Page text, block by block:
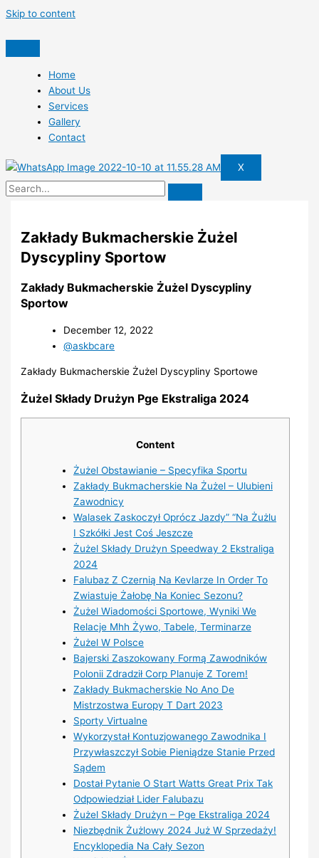
Skip to content
Home
About Us
Services
Gallery
Contact
X
Zakłady Bukmacherskie Żużel
Dyscypliny Sportow
Zakłady Bukmacherskie Żużel Dyscypliny
Sportow
December 12, 2022
@askbcare
Zakłady Bukmacherskie Żużel Dyscypliny Sportowe
Żużel Składy Drużyn Pge Ekstraliga 2024
Content
Żużel Obstawianie – Specyfika Sportu
Zakłady Bukmacherskie Na Żużel – Ulubieni
Zawodnicy
Walasek Zaskoczył Oprócz Jazdy” “Na Żużlu
I Szkółki Jest Coś Jeszcze
Żużel Składy Drużyn Speedway 2 Ekstraliga
2024
Falubaz Z Czernią Na Kevlarze In Order To
Zwiastuje Żałobę Na Koniec Sezonu?
Żużel Wiadomości Sportowe, Wyniki We
Relacje Mhh Żywo, Tabele, Terminarze
Żużel W Polsce
Bajerski Zaszokowany Formą Zawodników
Polonii Zdradził Corp Planuje Z Torem!
Zakłady Bukmacherskie No Ano De
Mistrzostwa Europy T Dart 2023
Sporty Virtualne
Wykorzystał Kontuzjowanego Zawodnika I
Przywłaszczył Sobie Pieniądze Stanie Przed
Sądem
Dostał Pytanie O Start Watts Great Prix Tak
Odpowiedział Lider Falubazu
Żużel Składy Drużyn – Pge Ekstraliga 2024
Niezbędnik Żużlowy 2024 Już W Sprzedaży!
Encyklopedia Na Cały Sezon